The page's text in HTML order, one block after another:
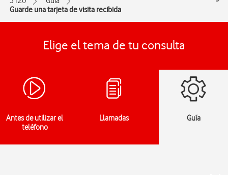
Guarde una tarjeta de visita recibida
Elige el tema de tu consulta
Antes de utilizar el
teléfono
Llamadas Guía